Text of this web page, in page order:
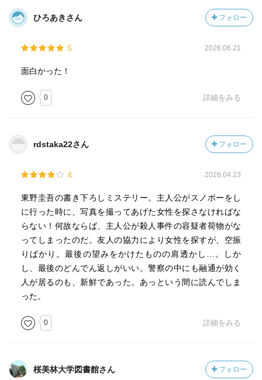
ひろあきさん フォロー
5 2026.06.21
面白かった！
0 詳細をみる
rdstaka22さん フォロー
4 2026.04.23
東野圭吾の書き下ろしミステリー。主人公がスノボーをし
に行った時に、写真を撮ってあげた女性を探さなければな
らない！何故ならば、主人公が殺人事件の容疑者荷物がな
ってしまったのだ。友人の協力により女性を探すが、空振
りばかり。最後の望みをかけたものの肩透かし…。しか
し、最後のどんでん返しがいい。警察の中にも融通が効く
人が居るのも、新鮮であった。あっという間に読んでしま
った。
0 詳細をみる
桜美林大学図書館さん フォロー